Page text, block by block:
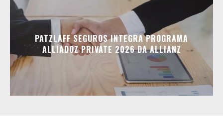
PATZLAFF SEGUROS INTEGRA PROGRAMA
ALLIADOZ PRIVATE 2026 DA ALLIANZ